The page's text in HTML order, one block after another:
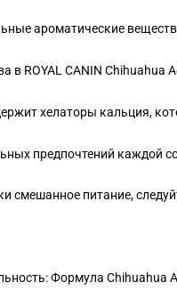
ароматические
в ROYAL CANIN
хелаторы кальция,
предпочтений каждой
смешанное питание,
Формула Chihuahua